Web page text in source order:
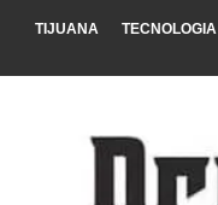
TIJUANA TECNOLOGIA